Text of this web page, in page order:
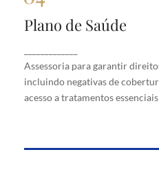
Plano de Saúde
Assessoria para garantir
incluindo negativas de
acesso a tratamentos
Plano de
saúde, incluindo
indevidos e acesso a